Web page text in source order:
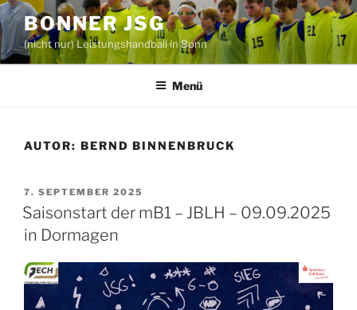
Zum
Inhalt
springen
BONNER JSG
(nicht nur) Leistungshandball in Bonn
Menü
AUTOR: BERND BINNENBRUCK
VERÖFFENTLICHT
AM
7. SEPTEMBER 2025
Saisonstart der mB1 – JBLH – 09.09.2025
in Dormagen